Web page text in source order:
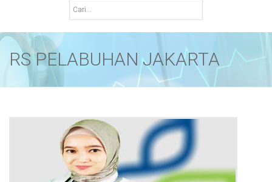
RS PELABUHAN JAKARTA